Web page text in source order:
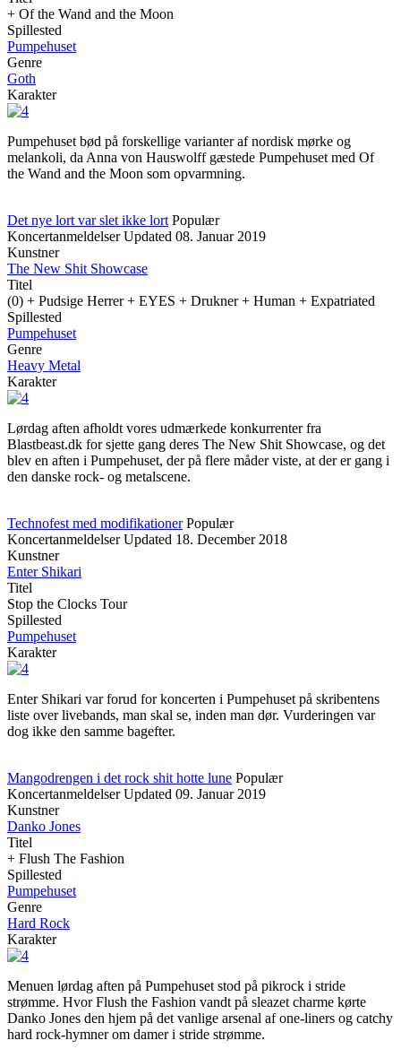
+ Of the Wand and the Moon
Spillested
Pumpehuset
Genre
Goth
Karakter
Pumpehuset bød på forskellige varianter af nordisk mørke og
melankoli, da Anna von Hauswolff gæstede Pumpehuset med Of
the Wand and the Moon som opvarmning.
Det nye lort var slet ikke lort Populær
Koncertanmeldelser Updated 08. Januar 2019
Kunstner
The New Shit Showcase
Titel
(0) + Pudsige Herrer + EYES + Drukner + Human + Expatriated
Spillested
Pumpehuset
Genre
Heavy Metal
Karakter
Lørdag aften afholdt vores udmærkede konkurrenter fra
Blastbeast.dk for sjette gang deres The New Shit Showcase, og det
blev en aften i Pumpehuset, der på flere måder viste, at der er gang i
den danske rock- og metalscene.
Technofest med modifikationer Populær
Koncertanmeldelser Updated 18. December 2018
Kunstner
Enter Shikari
Titel
Stop the Clocks Tour
Spillested
Pumpehuset
Karakter
Enter Shikari var forud for koncerten i Pumpehuset på skribentens
liste over livebands, man skal se, inden man dør. Vurderingen var
dog ikke den samme bagefter.
Mangodrengen i det rock shit hotte lune Populær
Koncertanmeldelser Updated 09. Januar 2019
Kunstner
Danko Jones
Titel
+ Flush The Fashion
Spillested
Pumpehuset
Genre
Hard Rock
Karakter
Menuen lørdag aften på Pumpehuset stod på pikrock i stride
strømme. Hvor Flush the Fashion vandt på sleazet charme kørte
Danko Jones den hjem på det vanlige arsenal af one-liners og catchy
hard rock-hymner om damer i stride strømme.